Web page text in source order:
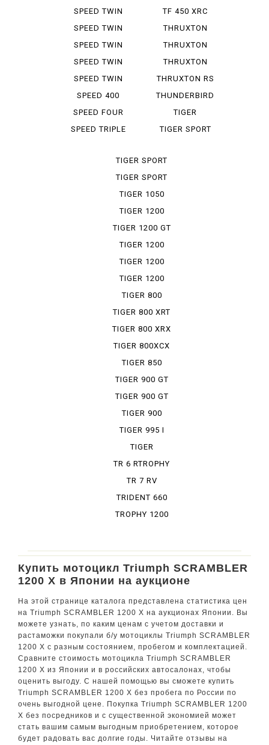
ICONED
SPEED TWIN
SPEED TWIN
1200
SPEED TWIN
1200 RS
SPEED TWIN
900
SPEED TWIN
RS
SPEED 400
SPEED FOUR
SPEED TRIPLE
TF 450 XRC
THRUXTON
THRUXTON
1200
THRUXTON
1200 R
THRUXTON RS
THUNDERBIRD
TIGER
EXPLORER XR
TIGER SPORT
TIGER SPORT
660
TIGER SPORT
800
TIGER 1050
TIGER 1200
TIGER 1200 GT
PRO
TIGER 1200
RALLY
TIGER 1200
RALLY ...
TIGER 1200
XRT
TIGER 800
TIGER 800 XRT
TIGER 800 XRX
TIGER 800XCX
TIGER 850
SPORT
TIGER 900 GT
TIGER 900 GT
PRO
TIGER 900
RALLY PRO
TIGER 995 I
TIGER
EXPLORER
TR 6 RTROPHY
TR 7 RV
TRIDENT 660
TROPHY 1200
Купить мотоцикл Triumph SCRAMBLER
1200 X в Японии на аукционе
На этой странице каталога представлена статистика цен
на Triumph SCRAMBLER 1200 X на аукционах Японии. Вы
можете узнать, по каким ценам с учетом доставки и
растаможки покупали б/у мотоциклы Triumph SCRAMBLER
1200 X с разным состоянием, пробегом и комплектацией.
Сравните стоимость мотоцикла Triumph SCRAMBLER
1200 X из Японии и в российских автосалонах, чтобы
оценить выгоду. С нашей помощью вы сможете купить
Triumph SCRAMBLER 1200 X без пробега по России по
очень выгодной цене. Покупка Triumph SCRAMBLER 1200
X без посредников и с существенной экономией может
стать вашим самым выгодным приобретением, которое
будет радовать вас долгие годы. Читайте отзывы на